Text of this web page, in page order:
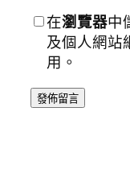
在瀏覽器中
及個人網站
用。